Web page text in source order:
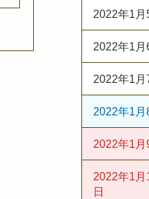
2022年1
2022年1
2022年1
2022年1
2022年1
2022年1
日